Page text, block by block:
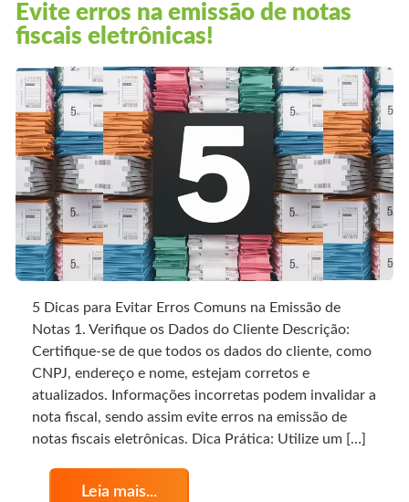
Evite erros na emissão de notas
fiscais eletrônicas!
5 Dicas para Evitar Erros Comuns na Emissão de
Notas 1. Verifique os Dados do Cliente Descrição:
Certifique-se de que todos os dados do cliente, como
CNPJ, endereço e nome, estejam corretos e
atualizados. Informações incorretas podem invalidar a
nota fiscal, sendo assim evite erros na emissão de
notas fiscais eletrônicas. Dica Prática: Utilize um […]
Leia mais...